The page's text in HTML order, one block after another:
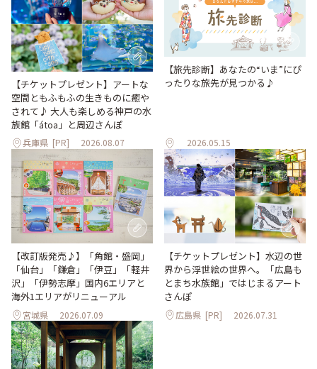
【チケットプレゼント】アートな
空間ともふもふの生きものに癒や
されて♪ 大人も楽しめる神戸の水
族館「átoa」と周辺さんぽ
兵庫県 [PR] 2026.08.07
【旅先診断】あなたの“いま”にぴ
ったりな旅先が見つかる♪
2026.05.15
【改訂版発売♪】「角館・盛岡」
「仙台」「鎌倉」「伊豆」「軽井
沢」「伊勢志摩」国内6エリアと
海外1エリアがリニューアル
宮城県 2026.07.09
【チケットプレゼント】水辺の世
界から浮世絵の世界へ。「広島も
とまち水族館」ではじまるアート
さんぽ
広島県 [PR] 2026.07.31